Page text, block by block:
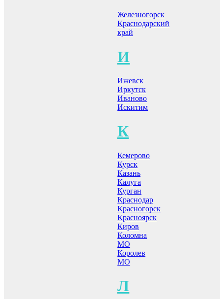
Железногорск
Краснодарский
край
И
Ижевск
Иркутск
Иваново
Искитим
К
Кемерово
Курск
Казань
Калуга
Курган
Краснодар
Красногорск
Красноярск
Киров
Коломна
МО
Королев
МО
Л